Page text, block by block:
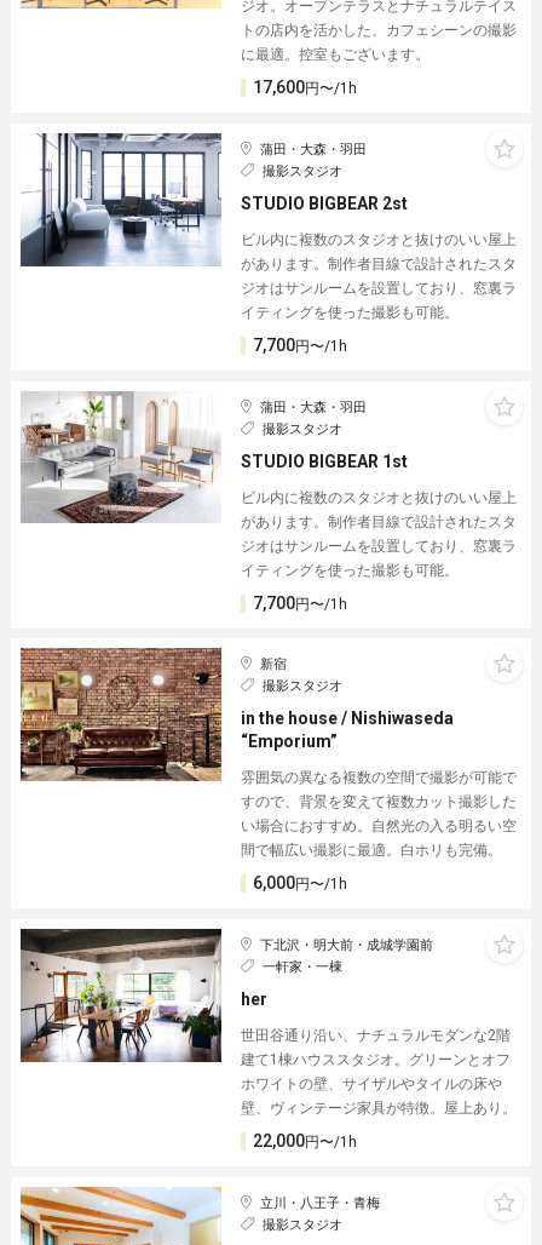
ジオ。オープンテラスとナチュラルテイス
トの店内を活かした、カフェシーンの撮影
に最適。控室もございます。
17,600円〜/1h
蒲田・大森・羽田
撮影スタジオ
STUDIO BIGBEAR 2st
ビル内に複数のスタジオと抜けのいい屋上
があります。制作者目線で設計されたスタ
ジオはサンルームを設置しており、窓裏ラ
イティングを使った撮影も可能。
7,700円〜/1h
蒲田・大森・羽田
撮影スタジオ
STUDIO BIGBEAR 1st
ビル内に複数のスタジオと抜けのいい屋上
があります。制作者目線で設計されたスタ
ジオはサンルームを設置しており、窓裏ラ
イティングを使った撮影も可能。
7,700円〜/1h
新宿
撮影スタジオ
in the house / Nishiwaseda
“Emporium”
雰囲気の異なる複数の空間で撮影が可能で
すので、背景を変えて複数カット撮影した
い場合におすすめ。自然光の入る明るい空
間で幅広い撮影に最適。白ホリも完備。
6,000円〜/1h
下北沢・明大前・成城学園前
一軒家・一棟
her
世田谷通り沿い、ナチュラルモダンな2階
建て1棟ハウススタジオ。グリーンとオフ
ホワイトの壁、サイザルやタイルの床や
壁、ヴィンテージ家具が特徴。屋上あり。
22,000円〜/1h
立川・八王子・青梅
撮影スタジオ